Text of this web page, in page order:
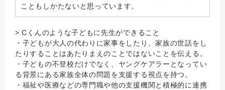
こともしかたないと思っています。
> Cくんのような子どもに先生ができること
・子どもが大人の代わりに家事をしたり、家族の世話をし
たりすることはあたりまえのことではないことを伝える。
・子どもの不登校だけでなく、ヤングケアラーとなってい
る背景にある家族全体の問題を支援する視点を持つ。
・福祉や医療などの専門職や他の支援機関と積極的に連携